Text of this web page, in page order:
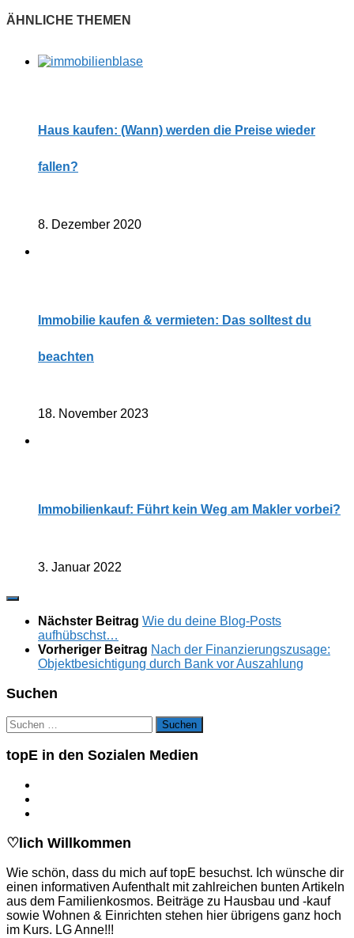
Haus kaufen: (Wann) werden die Preise wieder
fallen?
8. Dezember 2020
Immobilie kaufen & vermieten: Das solltest du
beachten
18. November 2023
Immobilienkauf: Führt kein Weg am Makler vorbei?
3. Januar 2022
Nächster Beitrag Wie du deine Blog-Posts
aufhübschst…
Vorheriger Beitrag Nach der Finanzierungszusage:
Objektbesichtigung durch Bank vor Auszahlung
Suchen
Suchen
nach:
topE in den Sozialen Medien
♡lich Willkommen
Wie schön, dass du mich auf topE besuchst. Ich wünsche dir
einen informativen Aufenthalt mit zahlreichen bunten Artikeln
aus dem Familienkosmos. Beiträge zu Hausbau und -kauf
sowie Wohnen & Einrichten stehen hier übrigens ganz hoch
im Kurs. LG Anne!!!